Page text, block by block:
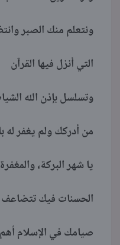
ونتعلم منك الصبر
التي أنزل فيها القرآن
وتسلسل بإذن الله
من أدركك ولم يغفر له
يا شهر البركة،
الحسنات فيك تتضاعف
صيامك في الإسلام أهم